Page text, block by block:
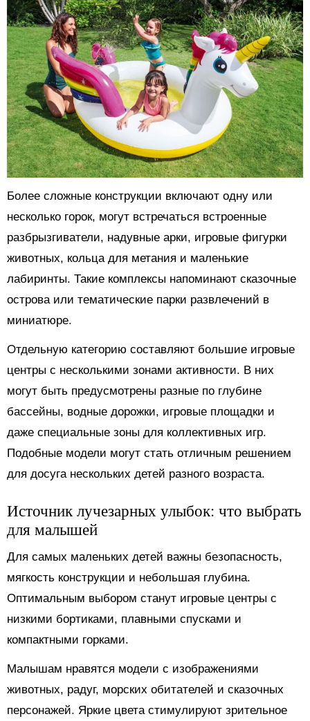
Более сложные конструкции включают одну или
несколько горок, могут встречаться встроенные
разбрызгиватели, надувные арки, игровые фигурки
животных, кольца для метания и маленькие
лабиринты. Такие комплексы напоминают сказочные
острова или тематические парки развлечений в
миниатюре.
Отдельную категорию составляют большие игровые
центры с несколькими зонами активности. В них
могут быть предусмотрены разные по глубине
бассейны, водные дорожки, игровые площадки и
даже специальные зоны для коллективных игр.
Подобные модели могут стать отличным решением
для досуга нескольких детей разного возраста.
Источник лучезарных улыбок: что выбрать
для малышей
Для самых маленьких детей важны безопасность,
мягкость конструкции и небольшая глубина.
Оптимальным выбором станут игровые центры с
низкими бортиками, плавными спусками и
компактными горками.
Малышам нравятся модели с изображениями
животных, радуг, морских обитателей и сказочных
персонажей. Яркие цвета стимулируют зрительное